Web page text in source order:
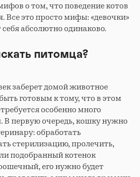
о том, что поведение котов
Все это просто мифы: «девочки»
абсолютно одинаково.
питомца?
заберет домой животное
готовым к тому, что в этом
особенно много
В первую очередь, кошку нужно
обработать
стерилизацию, пролечить,
подобранный котенок
его нужно будет